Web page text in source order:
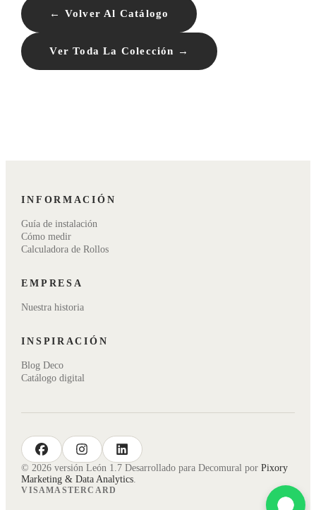
← Volver Al Catálogo
Ver Toda La Colección →
INFORMACIÓN
Guía de instalación
Cómo medir
Calculadora de Rollos
EMPRESA
Nuestra historia
INSPIRACIÓN
Blog Deco
Catálogo digital
facebook instagram linkedin
© 2026 versión León 1.7 Desarrollado para Decomural porPixory
Marketing & Data Analytics
VISAMASTERCARD